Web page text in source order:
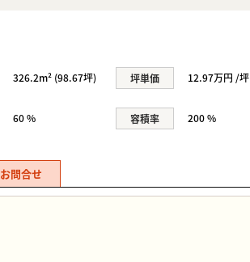
326.2m² (98.67坪) 坪単価 12.97万円 /坪
60 % 容積率 200 %
お問合せ